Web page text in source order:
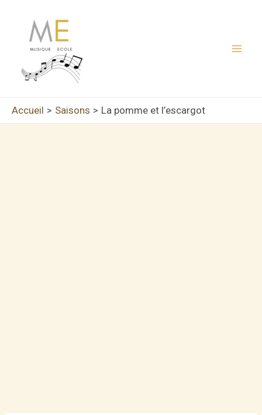
contenu
Accueil Saisons La pomme et l’escargot